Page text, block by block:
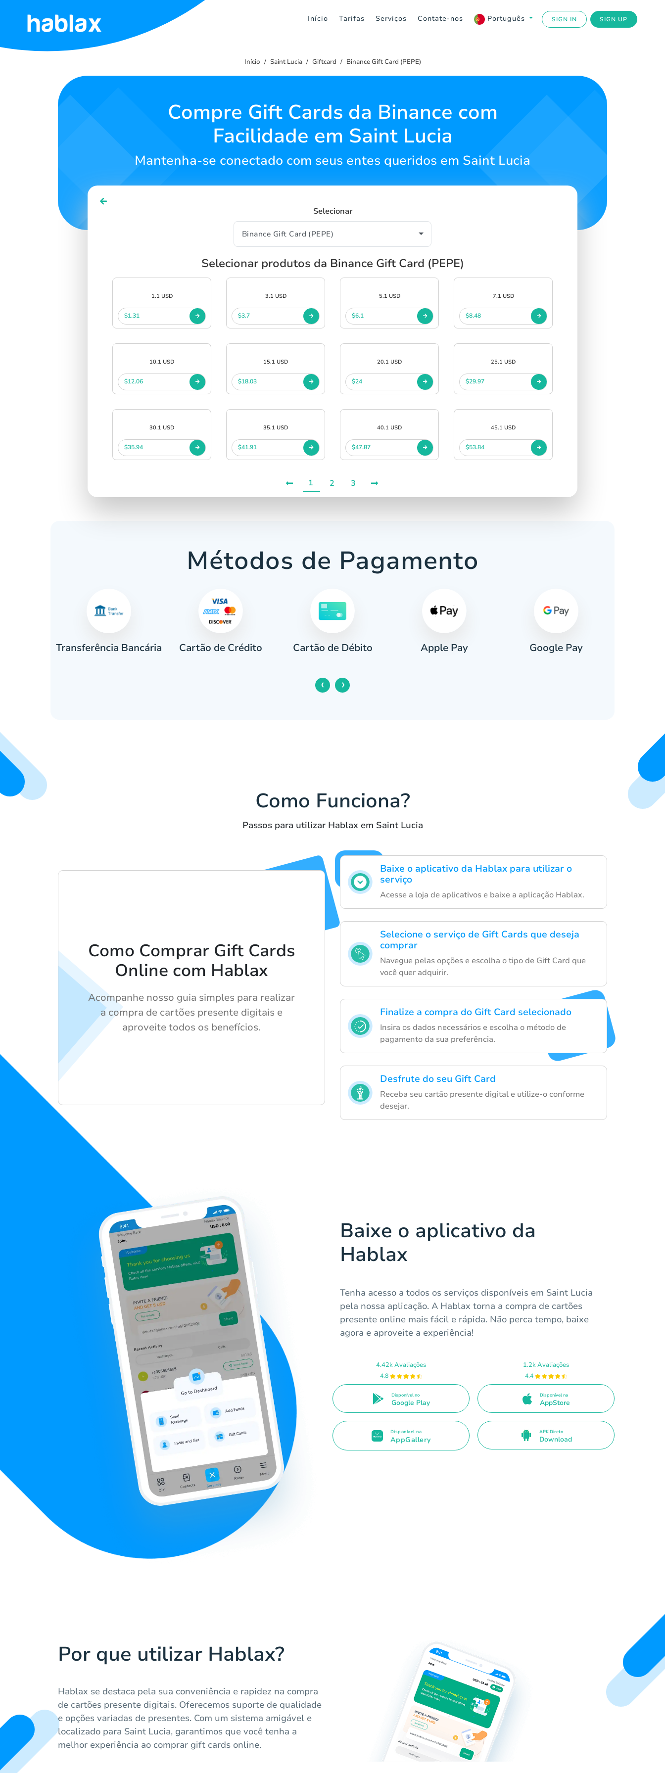
Início Tarifas Serviços Contate-nos Português SIGN IN SIGN UP
Início
Início Saint Lucia Giftcard Binance Gift Card (PEPE)
Compre Gift Cards da Binance com
Facilidade em Saint Lucia
Mantenha-se conectado com seus entes queridos em Saint Lucia
Selecionar
Selecionar produtos da Binance Gift Card (PEPE)
1.1 USD
$1.31
3.1 USD
$3.7
5.1 USD
$6.1
7.1 USD
$8.48
10.1 USD
$12.06
15.1 USD
$18.03
20.1 USD
$24
25.1 USD
$29.97
30.1 USD
$35.94
35.1 USD
$41.91
40.1 USD
$47.87
45.1 USD
$53.84
1 2 3
Métodos de Pagamento
Transferência Bancária Cartão de Crédito Cartão de Débito Apple Pay Google Pay
‹ ›
Como Funciona?
Passos para utilizar Hablax em Saint Lucia
Baixe o aplicativo da Hablax para utilizar o
serviço
Acesse a loja de aplicativos e baixe a aplicação Hablax.
Selecione o serviço de Gift Cards que deseja
comprar
Navegue pelas opções e escolha o tipo de Gift Card que
você quer adquirir.
Finalize a compra do Gift Card selecionado
Insira os dados necessários e escolha o método de
pagamento da sua preferência.
Desfrute do seu Gift Card
Receba seu cartão presente digital e utilize-o conforme
desejar.
Como Comprar Gift Cards
Online com Hablax
Acompanhe nosso guia simples para realizar
a compra de cartões presente digitais e
aproveite todos os benefícios.
Baixe o aplicativo da
Hablax
Tenha acesso a todos os serviços disponíveis em Saint Lucia
pela nossa aplicação. A Hablax torna a compra de cartões
presente online mais fácil e rápida. Não perca tempo, baixe
agora e aproveite a experiência!
4.42k Avaliações
4.8
Disponível no
Google Play
1.2k Avaliações
4.4
Disponível na
AppStore
Disponível na
AppGallery
APK Direto
Download
Por que utilizar Hablax?
Hablax se destaca pela sua conveniência e rapidez na compra
de cartões presente digitais. Oferecemos suporte de qualidade
e opções variadas de presentes. Com um sistema amigável e
localizado para Saint Lucia, garantimos que você tenha a
melhor experiência ao comprar gift cards online.